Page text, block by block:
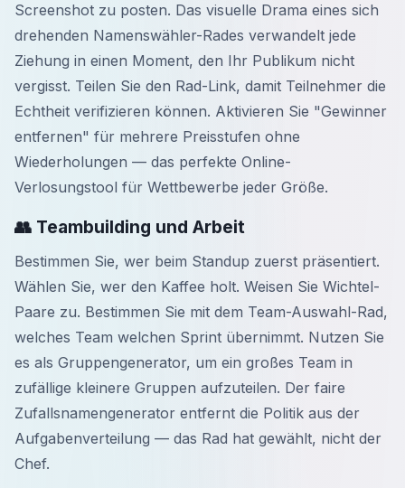
Screenshot zu posten. Das visuelle Drama eines sich
drehenden Namenswähler-Rades verwandelt jede
Ziehung in einen Moment, den Ihr Publikum nicht
vergisst. Teilen Sie den Rad-Link, damit Teilnehmer die
Echtheit verifizieren können. Aktivieren Sie "Gewinner
entfernen" für mehrere Preisstufen ohne
Wiederholungen — das perfekte Online-
Verlosungstool für Wettbewerbe jeder Größe.
👥 Teambuilding und Arbeit
Bestimmen Sie, wer beim Standup zuerst präsentiert.
Wählen Sie, wer den Kaffee holt. Weisen Sie Wichtel-
Paare zu. Bestimmen Sie mit dem Team-Auswahl-Rad,
welches Team welchen Sprint übernimmt. Nutzen Sie
es als Gruppengenerator, um ein großes Team in
zufällige kleinere Gruppen aufzuteilen. Der faire
Zufallsnamengenerator entfernt die Politik aus der
Aufgabenverteilung — das Rad hat gewählt, nicht der
Chef.